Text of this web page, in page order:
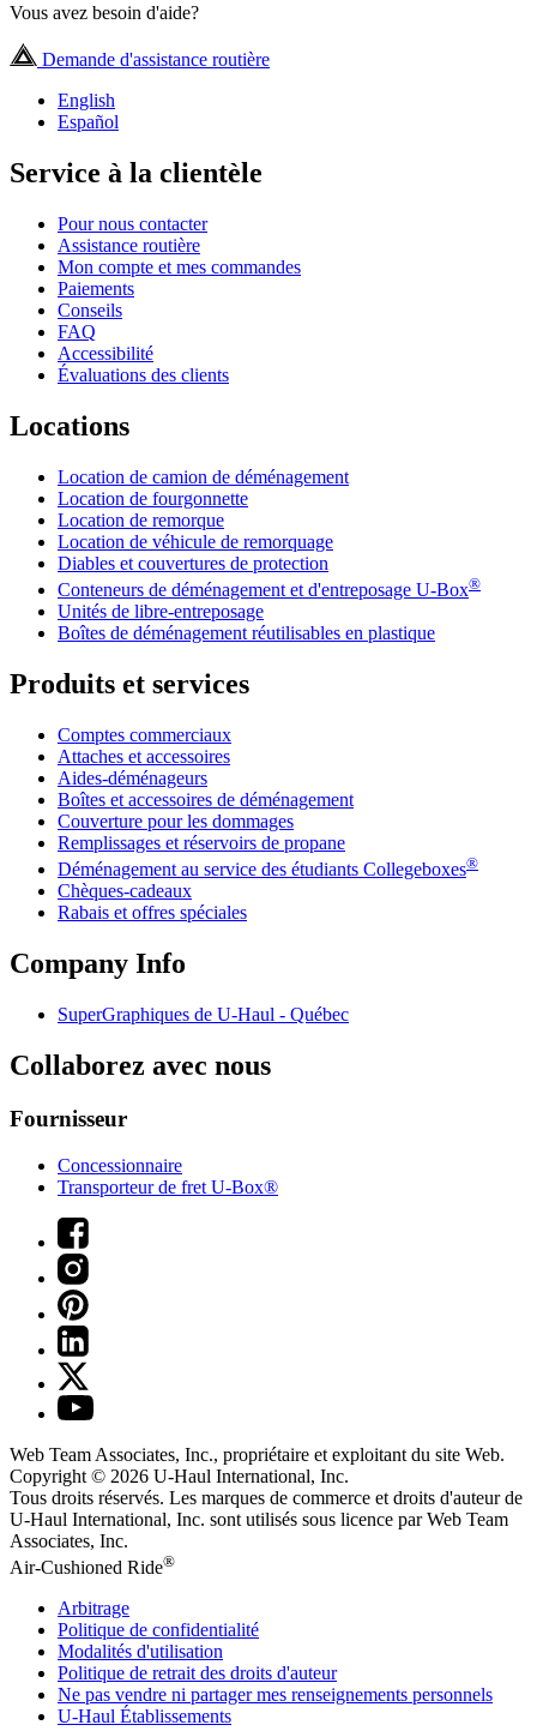
Vous avez besoin d'aide?
Demande d'assistance routière
English
Español
Service à la clientèle
Pour nous contacter
Assistance routière
Mon compte et mes commandes
Paiements
Conseils
FAQ
Accessibilité
Évaluations des clients
Locations
Location de camion de déménagement
Location de fourgonnette
Location de remorque
Location de véhicule de remorquage
Diables et couvertures de protection
Conteneurs de déménagement et d'entreposage U-Box®
Unités de libre-entreposage
Boîtes de déménagement réutilisables en plastique
Produits et services
Comptes commerciaux
Attaches et accessoires
Aides-déménageurs
Boîtes et accessoires de déménagement
Couverture pour les dommages
Remplissages et réservoirs de propane
Déménagement au service des étudiants Collegeboxes®
Chèques-cadeaux
Rabais et offres spéciales
Company Info
SuperGraphiques de U-Haul - Québec
Collaborez avec nous
Fournisseur
Concessionnaire
Transporteur de fret U-Box®
Web Team Associates, Inc., propriétaire et exploitant du site Web.
Copyright © 2026 U-Haul International, Inc.
Tous droits réservés. Les marques de commerce et droits d'auteur de
U-Haul International, Inc. sont utilisés sous licence par Web Team
Associates, Inc.
Air-Cushioned Ride®
Arbitrage
Politique de confidentialité
Modalités d'utilisation
Politique de retrait des droits d'auteur
Ne pas vendre ni partager mes renseignements personnels
U-Haul Établissements